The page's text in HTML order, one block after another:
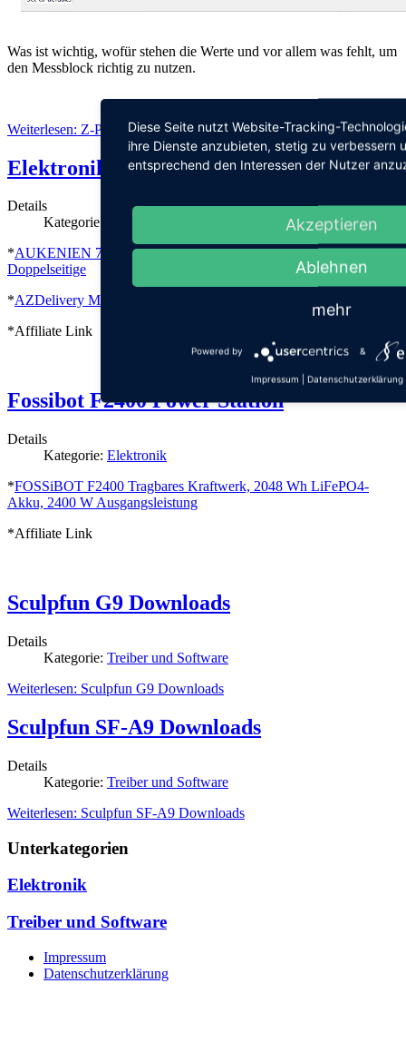
Was ist wichtig, wofür stehen die Werte und vor allem was fehlt, um
den Messblock richtig zu nutzen.
Weiterlesen: Z-Probe Der GCode für das Programm
Elektronikbauteile
Details
Kategorie:
*AUKENIEN 7 Werte 40 Stück PCB Board, Lochrasterplatte
Doppelseitige
*AZDelivery MAX7219 8x32
*Affiliate Link
Fossibot F2400 Power Station
Details
Kategorie: Elektronik
*FOSSiBOT F2400 Tragbares Kraftwerk, 2048 Wh LiFePO4-
Akku, 2400 W Ausgangsleistung
*Affiliate Link
Sculpfun G9 Downloads
Details
Kategorie: Treiber und Software
Weiterlesen: Sculpfun G9 Downloads
Sculpfun SF-A9 Downloads
Details
Kategorie: Treiber und Software
Weiterlesen: Sculpfun SF-A9 Downloads
Unterkategorien
Elektronik
Treiber und Software
Impressum
Datenschutzerklärung
Diese Seite nutzt Website-Tracking-
ihre Dienste anzubieten, stetig zu verbessern
entsprechend den Interessen der Nutzer
Akzeptieren
Ablehnen
mehr
Powered by &
Impressum Datenschutzerklärung